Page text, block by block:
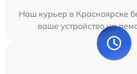
Наш курьер в Красноярске
ваше устройство на